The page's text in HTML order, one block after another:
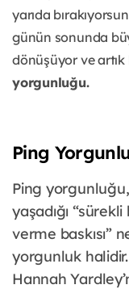
yarıda
günün sonunda
dönüşüyor ve
yorgunluğu.
Ping
Ping yorgunluğu,
yaşadığı
verme baskısı”
yorgunluk
Hannah